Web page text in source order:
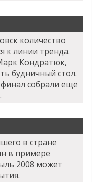
количество
к линии тренда.
Кондратюк,
будничный стол.
финал собрали еще
в стране
в примере
2008 может